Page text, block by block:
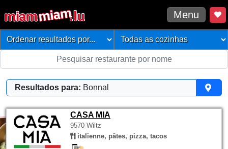
Menu
Resultados para: Bonnal
CASA MIA
9570 Wiltz
italienne, pâtes, pizza, tacos